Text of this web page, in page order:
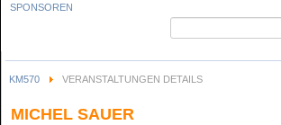
überspringen
SPONSOREN
KM570 VERANSTALTUNGEN DETAILS
MICHEL SAUER